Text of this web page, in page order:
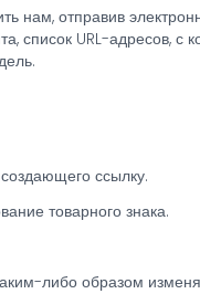
нам, отправив
URL-адресов, с
ссылку.
товарного знака.
либо образом